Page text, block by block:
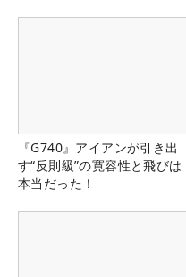
『G740』アイアンが引き出
す“反則級”の寛容性と飛びは
本当だった！